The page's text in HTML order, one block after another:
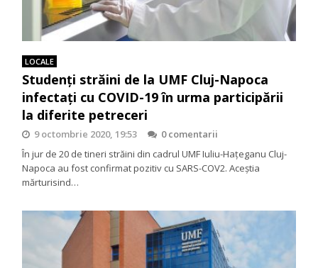
LOCALE
Studenți străini de la UMF Cluj-Napoca
infectați cu COVID-19 în urma participării
la diferite petreceri
9 octombrie 2020, 19:53
0 comentarii
În jur de 20 de tineri străini din cadrul UMF Iuliu-Hațeganu Cluj-
Napoca au fost confirmat pozitiv cu SARS-COV2. Aceștia
mărturisind…